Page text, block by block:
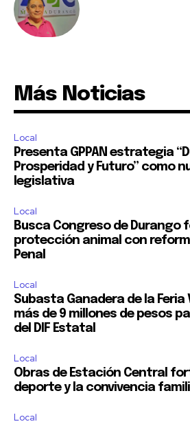
Más Noticias
Local
Presenta GPPAN estrategia
Prosperidad y Futuro” como
legislativa
Local
Busca Congreso de Durango
protección animal con
Penal
Local
Subasta Ganadera de la
más de 9 millones de pesos
del DIF Estatal
Local
Obras de Estación Central
deporte y la convivencia
Local